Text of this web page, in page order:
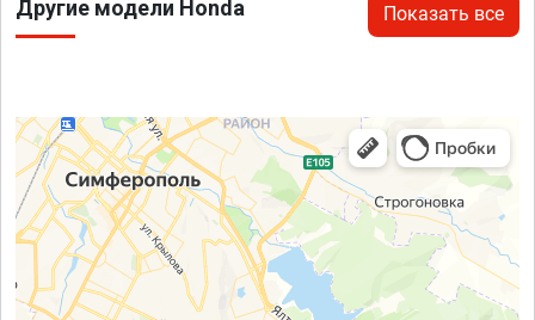
Другие модели Honda Показать все